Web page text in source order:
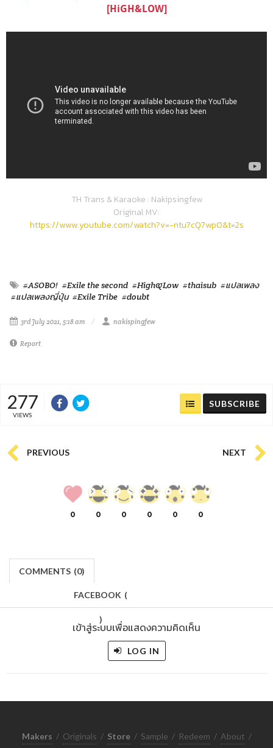
[HiGH&LOW]
TH Trans & Karaoke : Nakipsingfew
Original MV:
https://www.youtube.com/watch?v=-ntu7cQ7wp0&t=2s
#ASOBO! #Exile the second #High&Low #thaisub #แปลเพลง
#แปลเพลงญี่ปุ่น #Exile Tribe #doubt
3rd July 2021, 5:18 am nakispingfew
Report
277
VIEWS
SUBSCRIBE
PREVIOUS NEXT
0 0 0 0 0 0
COMMENTS (0)
FACEBOOK (
)
เข้าสู่ระบบเพื่อแสดงความคิดเห็น
LOG IN
Makers / Originals / Store / Sample / Redeem / About /